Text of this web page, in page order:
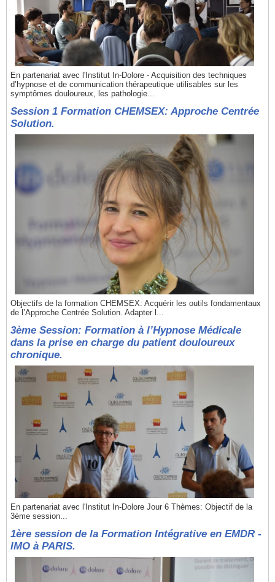
En partenariat avec l'Institut In-Dolore - Acquisition des techniques
d’hypnose et de communication thérapeutique utilisables sur les
symptômes douloureux, les pathologie...
Session 1 Formation CHEMSEX: Approche Centrée
Solution.
Objectifs de la formation CHEMSEX: Acquérir les outils fondamentaux
de l’Approche Centrée Solution. Adapter l...
3ème Session: Formation à l’Hypnose Médicale
dans la prise en charge du patient douloureux
chronique.
En partenariat avec l'Institut In-Dolore Jour 6 Thèmes: Objectif de la
3ème session...
1ère session de la Formation Intégrative en EMDR -
IMO à PARIS.